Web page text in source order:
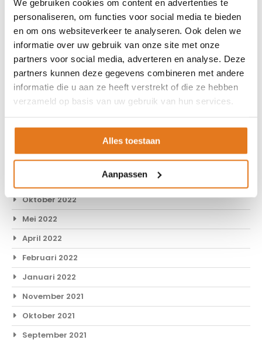
We gebruiken cookies om content en advertenties te
personaliseren, om functies voor social media te bieden
en om ons websiteverkeer te analyseren. Ook delen we
informatie over uw gebruik van onze site met onze
partners voor social media, adverteren en analyse. Deze
partners kunnen deze gegevens combineren met andere
informatie die u aan ze heeft verstrekt of die ze hebben
verzameld op basis van uw gebruik van hun services.
Alles toestaan
Aanpassen
Juni 2024
April 2024
Maart 2024
Februari 2024
Januari 2024
September 2023
Oktober 2022
Mei 2022
April 2022
Februari 2022
Januari 2022
November 2021
Oktober 2021
September 2021